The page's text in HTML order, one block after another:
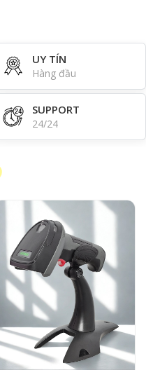
UY TÍN
Hàng đầu
SUPPORT
24/24